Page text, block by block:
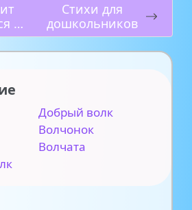
к
Стихи для
дошкольников
Добрый волк
Волчонок
Волчата